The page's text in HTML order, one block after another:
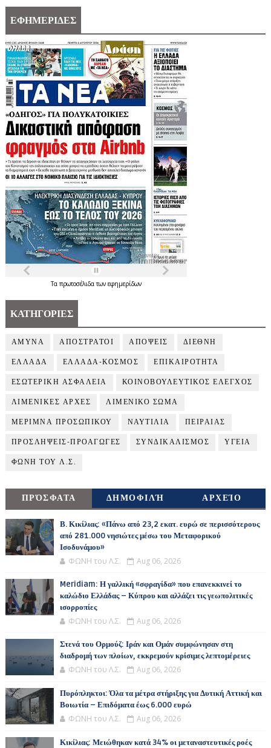
ΕΦΗΜΕΡΙΔΕΣ
Τα πρωτοσέλιδατων εφημερίδων
ΚΑΤΗΓΟΡΙΕΣ
ΑΜΥΝΑ ΑΠΟΣΤΡΑΤΟΙ ΑΠΟΨΕΙΣ ΔΙΕΘΝΗ
ΕΛΛΑΔΑ ΕΛΛΑΔΑ-ΚΟΣΜΟΣ ΕΠΙΚΑΙΡΟΤΗΤΑ
ΕΣΩΤΕΡΙΚΗ ΑΣΦΑΛΕΙΑ ΚΟΙΝΟΒΟΥΛΕΥΤΙΚΟΣ ΕΛΕΓΧΟΣ
ΛΙΜΕΝΙΚΕΣ ΑΡΧΕΣ ΛΙΜΕΝΙΚΟ ΣΩΜΑ
ΜΕΡΙΜΝΑ ΠΡΟΣΩΠΙΚΟΥ ΝΑΥΤΙΛΙΑ ΠΕΙΡΑΙΑΣ
ΠΡΟΣΛΗΨΕΙΣ-ΠΡΟΑΓΩΓΕΣ ΣΥΝΔΙΚΑΛΙΣΜΟΣ ΥΓΕΙΑ
ΦΩΝΗ ΤΟΥ Λ.Σ.
ΠΡΌΣΦΑΤΑ ΔΗΜΟΦΙΛΉ ΑΡΧΕΊΟ
Β. Κικίλιας: «Πάνω από 23,2 εκατ. ευρώ σε περισσότερους
από 281.000 νησιώτες μέσω του Μεταφορικού
Ισοδυνάμου»
ΦΩΝΗ του Λ.Σ. Aug 06, 2026
Meridiam: Η γαλλική «σφραγίδα» που επανεκκινεί το
καλώδιο Ελλάδας – Κύπρου και αλλάζει τις γεωπολιτικές
ισορροπίες
ΦΩΝΗ του Λ.Σ. Aug 06, 2026
Στενά του Ορμούζ: Ιράν και Ομάν συμφώνησαν στη
διαδρομή των πλοίων, εκκρεμούν κρίσιμες λεπτομέρειες
ΦΩΝΗ του Λ.Σ. Aug 06, 2026
Πυρόπληκτοι: Όλα τα μέτρα στήριξης για Δυτική Αττική και
Βοιωτία – Επιδόματα έως 6.000 ευρώ
ΦΩΝΗ του Λ.Σ. Aug 06, 2026
Κικίλιας: Μειώθηκαν κατά 34% οι μεταναστευτικές ροές